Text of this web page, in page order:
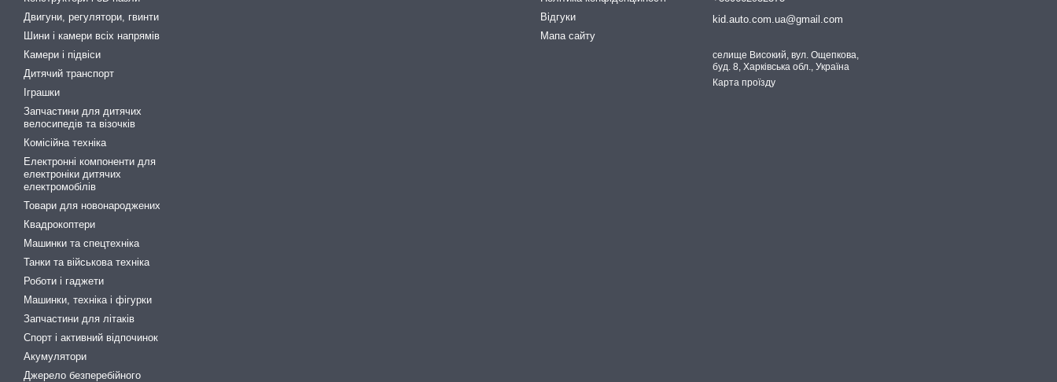
Двигуни, регулятори, гвинти
Шини і камери всіх напрямів
Камери і підвіси
Дитячий транспорт
Іграшки
Запчастини для дитячих
велосипедів та візочків
Комісійна техніка
Електронні компоненти для
електроніки дитячих
електромобілів
Товари для новонароджених
Квадрокоптери
Машинки та спецтехніка
Танки та військова техніка
Роботи і гаджети
Машинки, техніка і фігурки
Запчастини для літаків
Спорт і активний відпочинок
Акумулятори
Джерело безперебійного
Відгуки
Мапа сайту
kid.auto.com.ua@gmail.com
селище Високий, вул. Ощепкова,
буд. 8, Харківська обл., Україна
Карта проїзду